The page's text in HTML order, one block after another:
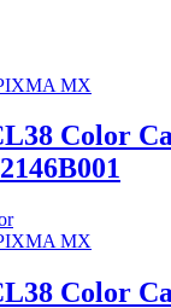
MX
Color
MX
Color